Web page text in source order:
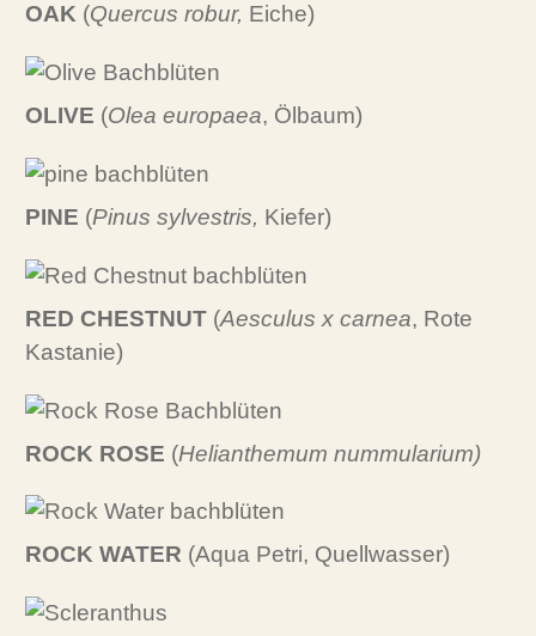
OAK(Quercus robur, Eiche)
OLIVE (Olea europaea, Ölbaum)
PINE (Pinus sylvestris, Kiefer)
RED CHESTNUT(Aesculus x carnea, Rote
Kastanie)
ROCK ROSE (Helianthemum nummularium)
ROCK WATER (Aqua Petri, Quellwasser)